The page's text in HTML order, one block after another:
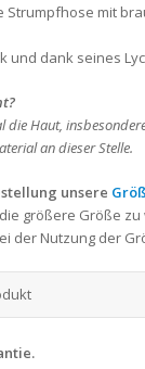
mit
und dank seines
Haut,
an dieser Stelle.
unsere
größere Größe
der Nutzung der